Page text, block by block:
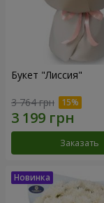
Букет "Лиссия"
3 764 грн
Заказать